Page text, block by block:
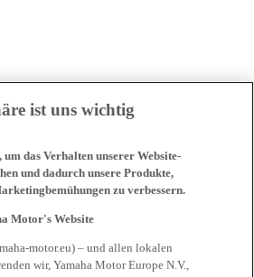
ist uns wichtig
das Verhalten unserer Website-
und dadurch unsere Produkte,
zu verbessern.
Motor's Website
motor.eu) – und allen lokalen
wir, Yamaha Motor Europe N.V.,